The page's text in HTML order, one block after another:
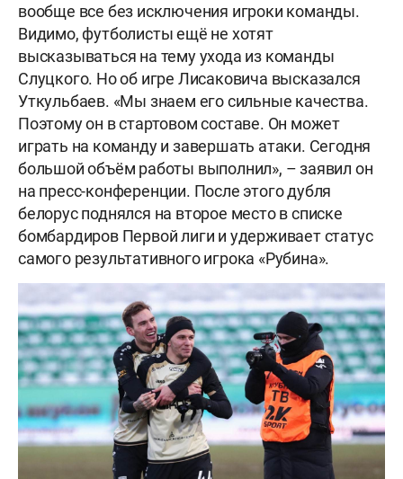
вообще все без исключения игроки команды.
Видимо, футболисты ещё не хотят
высказываться на тему ухода из команды
Слуцкого. Но об игре Лисаковича высказался
Уткульбаев. «Мы знаем его сильные качества.
Поэтому он в стартовом составе. Он может
играть на команду и завершать атаки. Сегодня
большой объём работы выполнил», – заявил он
на пресс-конференции. После этого дубля
белорус поднялся на второе место в списке
бомбардиров Первой лиги и удерживает статус
самого результативного игрока «Рубина».